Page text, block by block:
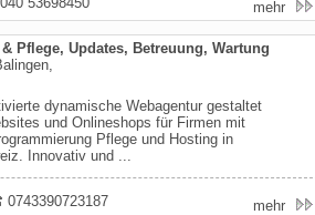
mehr
Pflege, Updates, Betreuung, Wartung
dynamische Webagentur gestaltet
und Onlineshops für Firmen mit
Pflege und Hosting in
Innovativ und ...
0743390723187 mehr